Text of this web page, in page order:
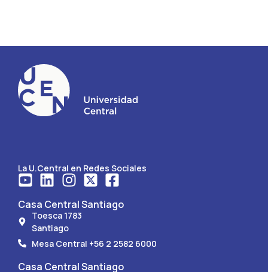
La U.Central en Redes Sociales
Casa Central Santiago
Toesca 1783
Santiago
Mesa Central +56 2 2582 6000
Casa Central Santiago